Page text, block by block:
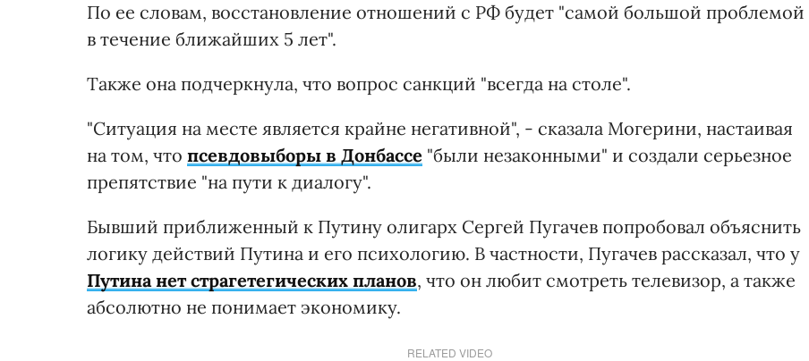
По ее словам, восстановление отношений с РФ будет "самой большой проблемой
в течение ближайших 5 лет".
Также она подчеркнула, что вопрос санкций "всегда на столе".
"Ситуация на месте является крайне негативной", - сказала Могерини, настаивая
на том, что псевдовыборы в Донбассе "были незаконными" и создали серьезное
препятствие "на пути к диалогу".
Бывший приближенный к Путину олигарх Сергей Пугачев попробовал объяснить
логику действий Путина и его психологию. В частности, Пугачев рассказал, что у
Путина нет страгетегических планов, что он любит смотреть телевизор, а также
абсолютно не понимает экономику.
RELATED VIDEO